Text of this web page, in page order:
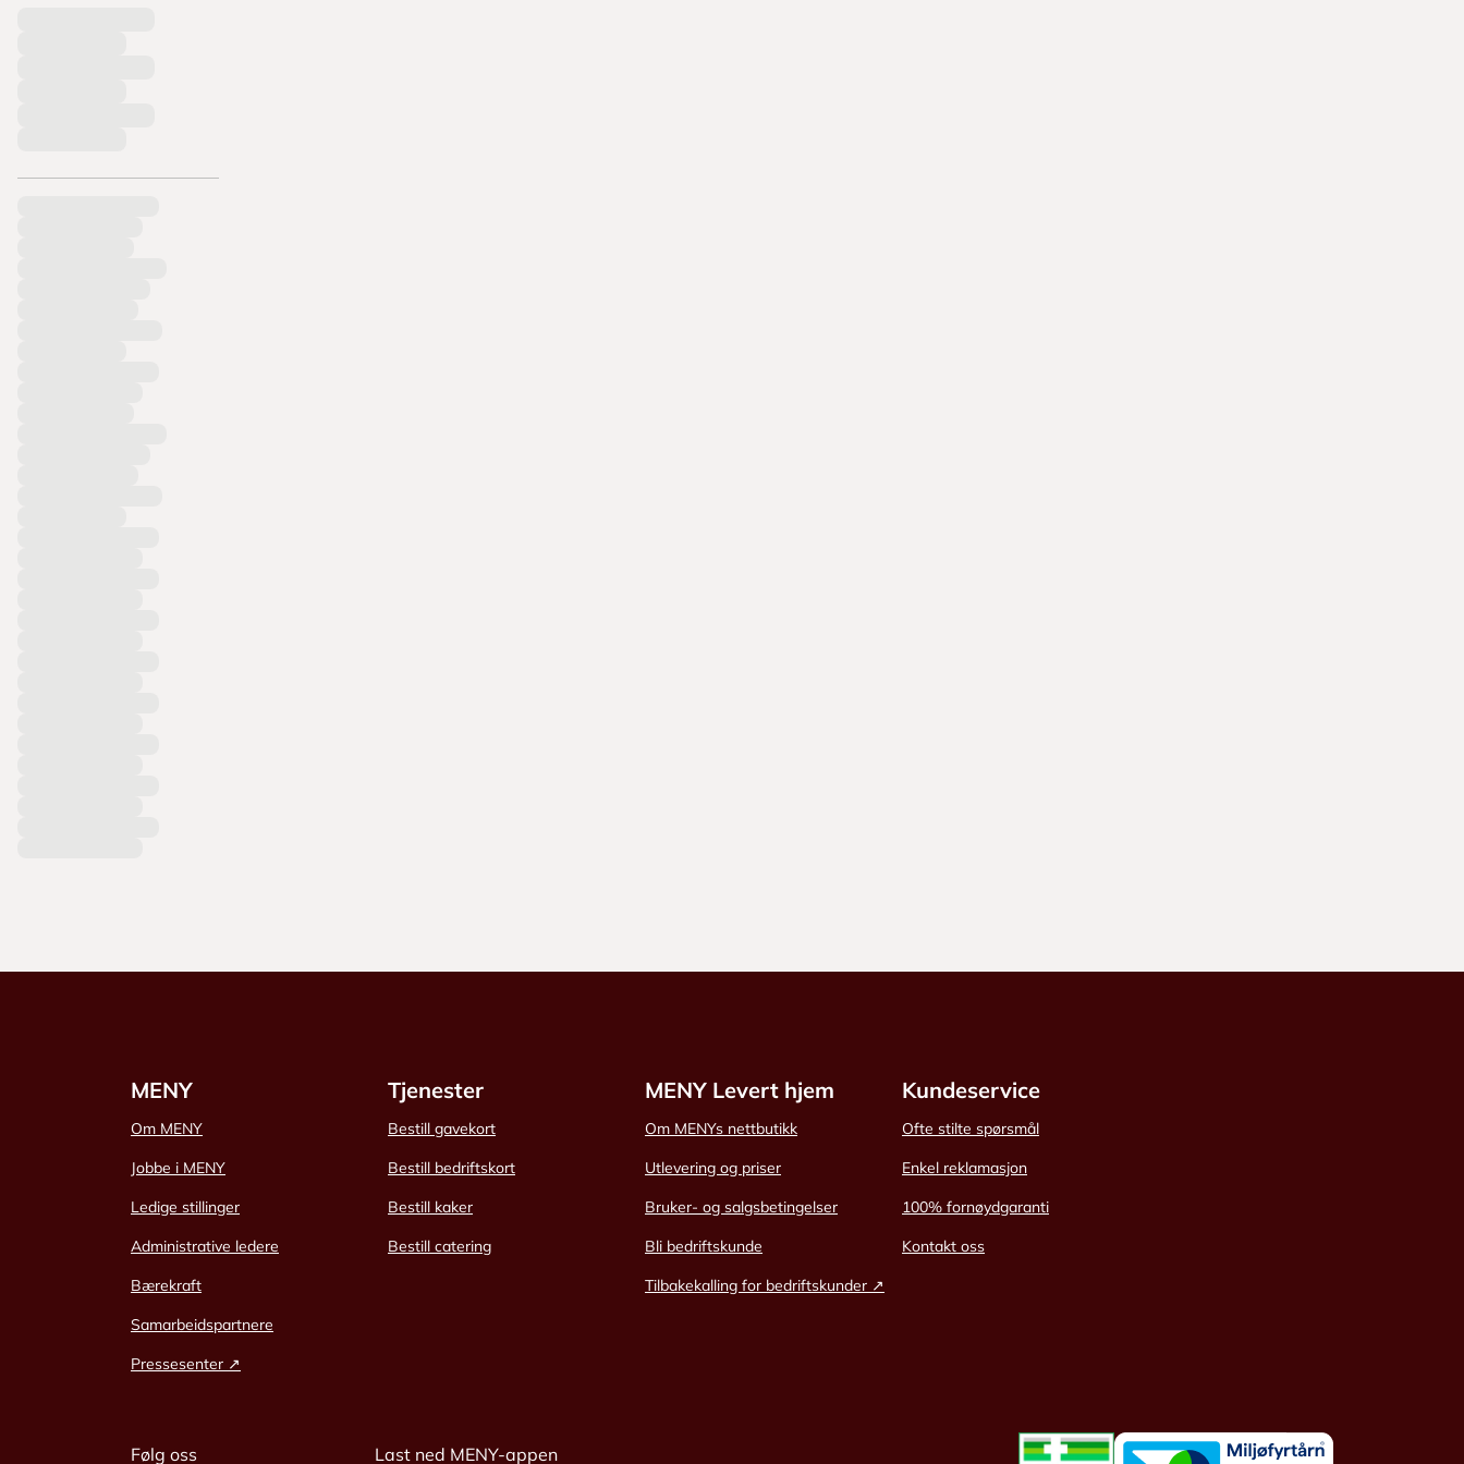
MENY
Om MENY
Jobbe i MENY
Ledige stillinger
Administrative ledere
Bærekraft
Samarbeidspartnere
Pressesenter ↗
Tjenester
Bestill gavekort
Bestill bedriftskort
Bestill kaker
Bestill catering
MENY Levert hjem
Om MENYs nettbutikk
Utlevering og priser
Bruker- og salgsbetingelser
Bli bedriftskunde
Tilbakekalling for bedriftskunder ↗
Kundeservice
Ofte stilte spørsmål
Enkel reklamasjon
100% fornøydgaranti
Kontakt oss
Følg oss Last ned MENY-appen